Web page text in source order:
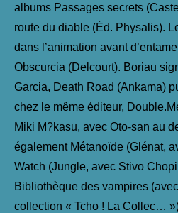
albums Passages secrets
route du diable (Éd. Physalis).
dans l’animation avant
Obscurcia (Delcourt). Boriau
Garcia, Death Road (Ankama)
chez le même éditeur,
Miki M?kasu, avec Oto-san au
également Métanoïde (Glénat,
Watch (Jungle, avec Stivo
Bibliothèque des vampires
collection « Tcho ! La Collec…